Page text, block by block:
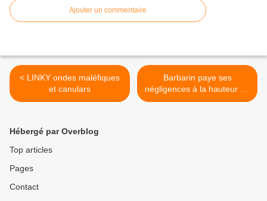
Ajouter un commentaire
< LINKY ondes maléfiques
et canulars
Barbarin paye ses
négligences à la hauteur de
ses outrances >
Hébergé par Overblog
Top articles
Pages
Contact